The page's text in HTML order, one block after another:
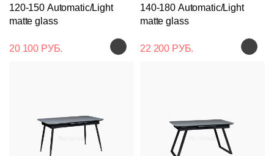
120-150 Automatic/Light
matte glass
20 100 РУБ.
140-180 Automatic/Light
matte glass
22 200 РУБ.